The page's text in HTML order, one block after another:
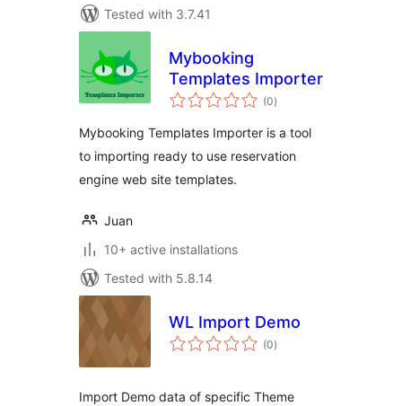
Tested with 3.7.41
Mybooking
Templates Importer
(0total
ratings
)
Mybooking Templates Importer is a tool
to importing ready to use reservation
engine web site templates.
Juan
10+ active installations
Tested with 5.8.14
WL Import Demo
(0total
ratings
)
Import Demo data of specific Theme